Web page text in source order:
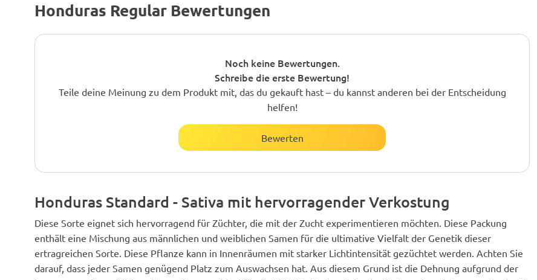
Honduras Regular Bewertungen
Noch keine Bewertungen.
Schreibe die erste Bewertung!
Teile deine Meinung zu dem Produkt mit, das du gekauft hast – du kannst anderen bei der Entscheidung
helfen!
Bewerten
Honduras Standard - Sativa mit hervorragender Verkostung
Diese Sorte eignet sich hervorragend für Züchter, die mit der Zucht experimentieren möchten. Diese Packung
enthält eine Mischung aus männlichen und weiblichen Samen für die ultimative Vielfalt der Genetik dieser
ertragreichen Sorte. Diese Pflanze kann in Innenräumen mit starker Lichtintensität gezüchtet werden. Achten Sie
darauf, dass jeder Samen genügend Platz zum Auswachsen hat. Aus diesem Grund ist die Dehnung aufgrund der